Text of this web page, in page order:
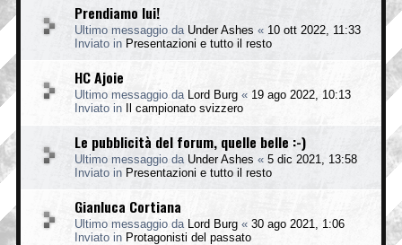
Prendiamo lui!
Ultimo messaggio da Under Ashes « 10 ott 2022, 11:33
Inviato in Presentazioni e tutto il resto
HC Ajoie
Ultimo messaggio da Lord Burg « 19 ago 2022, 10:13
Inviato in
Il campionato svizzero
Le pubblicità del forum, quelle belle :-)
Ultimo messaggio da Under Ashes « 5 dic 2021, 13:58
Inviato in Presentazioni e tutto il resto
Gianluca Cortiana
Ultimo messaggio da Lord Burg « 30 ago 2021, 1:06
Inviato in Protagonisti del passato